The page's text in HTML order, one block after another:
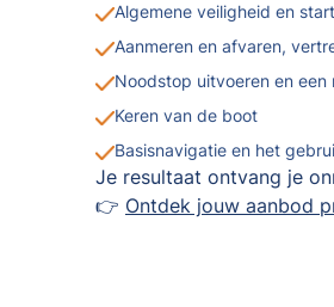
Algemene veiligheid en
Aanmeren en afvaren,
Noodstop uitvoeren en
Keren van de boot
Basisnavigatie en het
Je resultaat ontvang je
👉 Ontdek jouw aanbod